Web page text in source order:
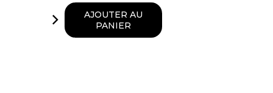
AJOUTER AU
PANIER